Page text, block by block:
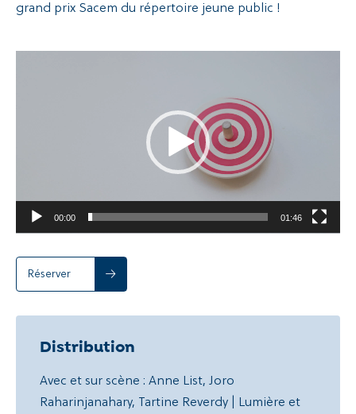
grand prix Sacem du répertoire jeune public !
00:00 01:46
Réserver
Distribution
Avec et sur scène : Anne List, Joro
Raharinjanahary, Tartine Reverdy | Lumière et